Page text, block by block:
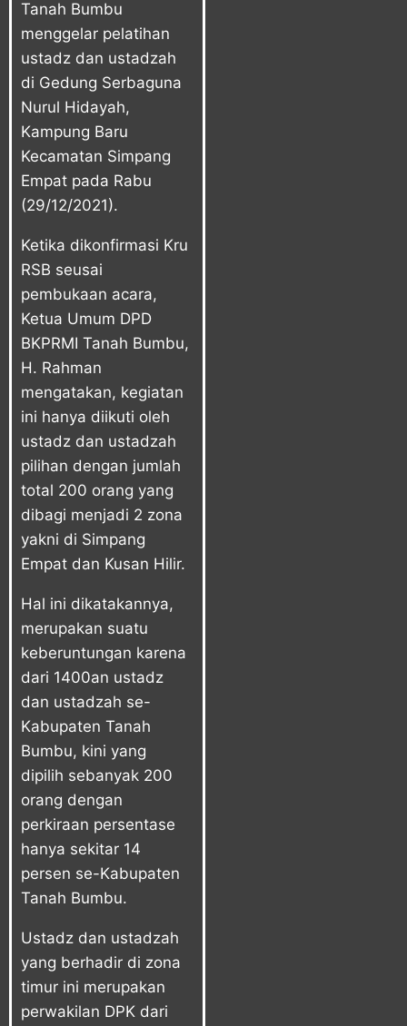
Tanah Bumbu
menggelar pelatihan
ustadz dan ustadzah
di Gedung Serbaguna
Nurul Hidayah,
Kampung Baru
Kecamatan Simpang
Empat pada Rabu
(29/12/2021).
Ketika dikonfirmasi Kru
RSB seusai
pembukaan acara,
Ketua Umum DPD
BKPRMI Tanah Bumbu,
H. Rahman
mengatakan, kegiatan
ini hanya diikuti oleh
ustadz dan ustadzah
pilihan dengan jumlah
total 200 orang yang
dibagi menjadi 2 zona
yakni di Simpang
Empat dan Kusan Hilir.
Hal ini dikatakannya,
merupakan suatu
keberuntungan karena
dari 1400an ustadz
dan ustadzah se-
Kabupaten Tanah
Bumbu, kini yang
dipilih sebanyak 200
orang dengan
perkiraan persentase
hanya sekitar 14
persen se-Kabupaten
Tanah Bumbu.
Ustadz dan ustadzah
yang berhadir di zona
timur ini merupakan
perwakilan DPK dari